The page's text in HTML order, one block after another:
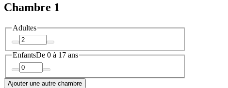
Chambre 1
Adultes
EnfantsDe 0 à 17 ans
Ajouter une autre chambre